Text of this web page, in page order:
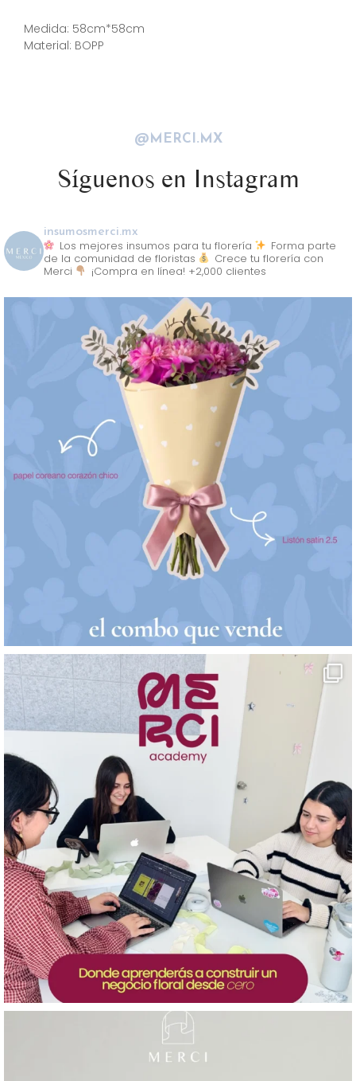
Medida: 58cm*58cm
Material: BOPP
@MERCI.MX
Síguenos en Instagram
insumosmerci.mx
Los mejores insumos para tu florería
Forma parte
de la comunidad de floristas
Crece tu florería con
Merci
¡Compra en línea! +2,000 clientes